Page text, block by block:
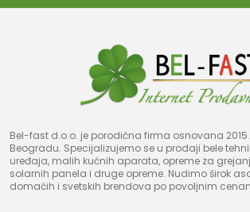
Bel-fast d.o.o. je porodična firma osnovana
Beogradu. Specijalizujemo se u prodaji bele
uređaja, malih kućnih aparata, opreme za
solarnih panela i druge opreme. Nudimo širok
domaćih i svetskih brendova po povoljnim